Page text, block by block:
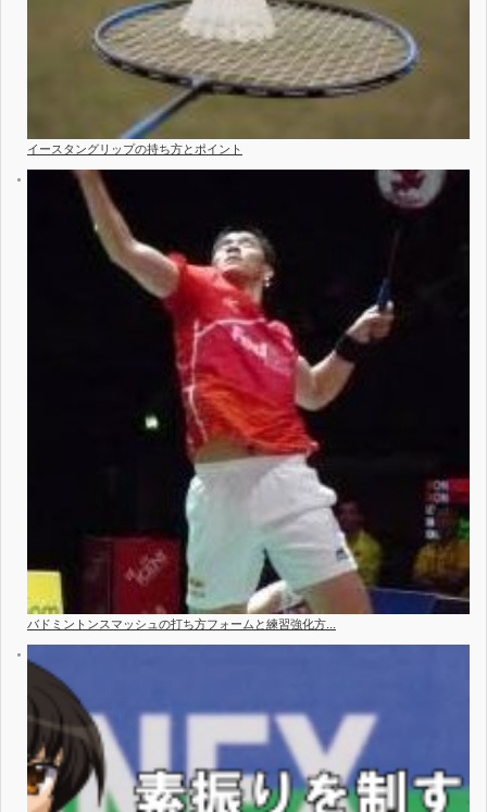
イースタングリップの持ち方とポイント
バドミントンスマッシュの打ち方フォームと練習強化方...